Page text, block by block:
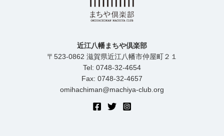
近江八幡まちや倶楽部
〒523-0862 滋賀県近江八幡市仲屋町２１
Tel: 0748-32-4654
Fax: 0748-32-4657
omihachiman@machiya-club.org